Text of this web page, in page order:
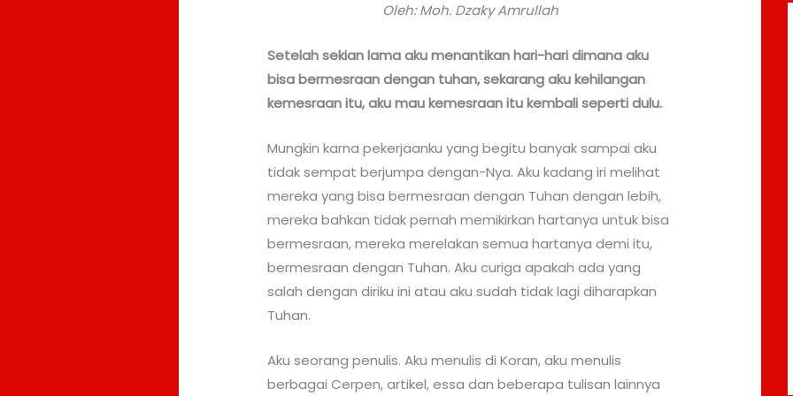
Oleh: Moh. Dzaky Amrullah
Setelah sekian lama aku menantikan hari-hari dimana aku
bisa bermesraan dengan tuhan, sekarang aku kehilangan
kemesraan itu, aku mau kemesraan itu kembali seperti dulu.
Mungkin karna pekerjaanku yang begitu banyak sampai aku
tidak sempat berjumpa dengan-Nya. Aku kadang iri melihat
mereka yang bisa bermesraan dengan Tuhan dengan lebih,
mereka bahkan tidak pernah memikirkan hartanya untuk bisa
bermesraan, mereka merelakan semua hartanya demi itu,
bermesraan dengan Tuhan. Aku curiga apakah ada yang
salah dengan diriku ini atau aku sudah tidak lagi diharapkan
Tuhan.
Aku seorang penulis. Aku menulis di Koran, aku menulis
berbagai Cerpen, artikel, essa dan beberapa tulisan lainnya